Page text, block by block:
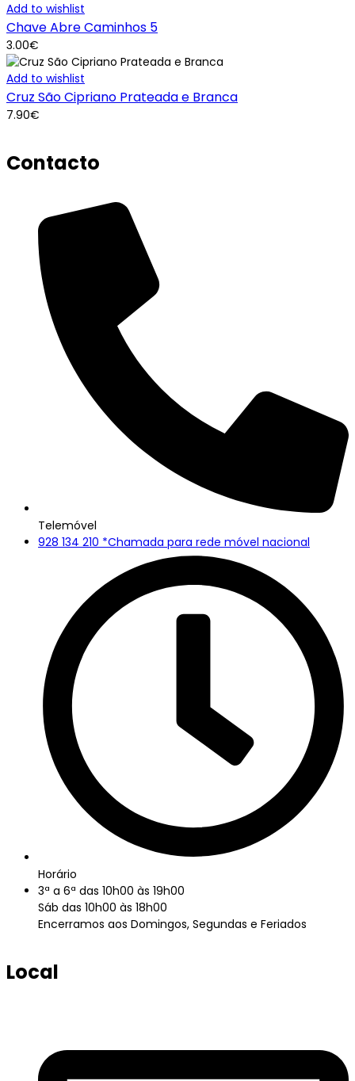
Add to wishlist
Chave Abre Caminhos 5
3.00€
Add to wishlist
Cruz São Cipriano Prateada e Branca
7.90€
Contacto
Telemóvel
928 134 210 *Chamada para rede móvel nacional
Horário
3ª a 6ª das 10h00 às 19h00
Sáb das 10h00 às 18h00
Encerramos aos Domingos, Segundas e Feriados
Local